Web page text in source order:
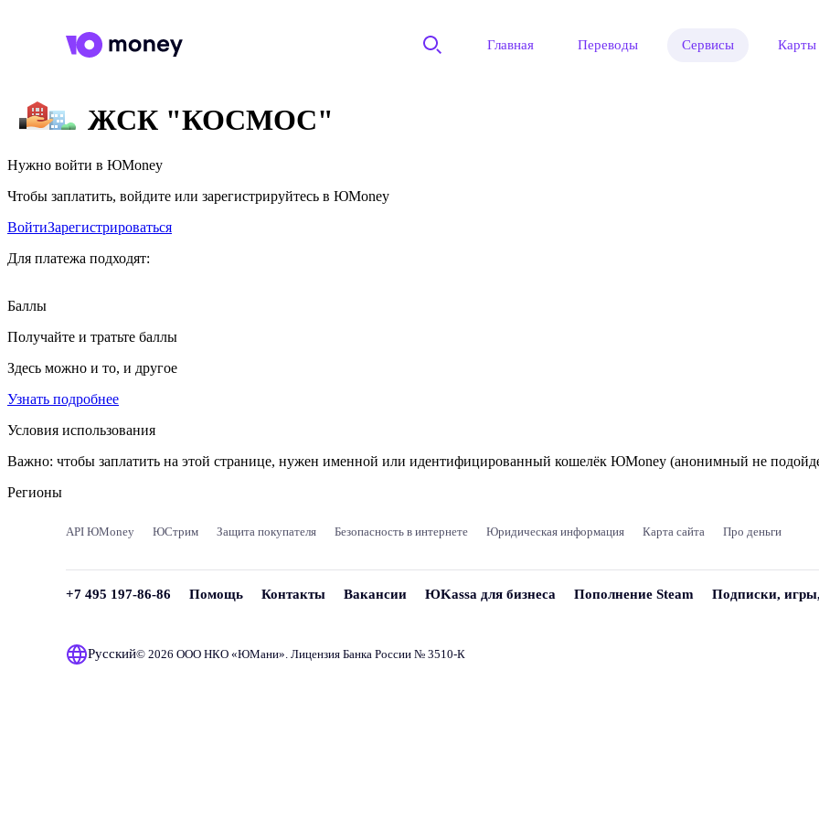
Главная Переводы Сервисы Карты
ЖСК "КОСМОС"
Нужно войти в ЮMoney
Чтобы заплатить, войдите или зарегистрируйтесь в ЮMoney
ВойтиЗарегистрироваться
Для платежа подходят:
Баллы
Получайте и тратьте баллы
Здесь можно и то, и другое
Узнать подробнее
Условия использования
Важно: чтобы заплатить на этой странице, нужен именной или идентифицированный кошелёк ЮMoney (анонимный не
Регионы
API ЮMoney ЮСтрим Защита покупателя Безопасность в интернете Юридическая информация Карта сайта Про деньги
+7 495 197-86-86 Помощь Контакты Вакансии ЮKassa для бизнеса Пополнение Steam Подписки,
Русский© 2026 ООО НКО «ЮМани». Лицензия Банка России № 3510‑К